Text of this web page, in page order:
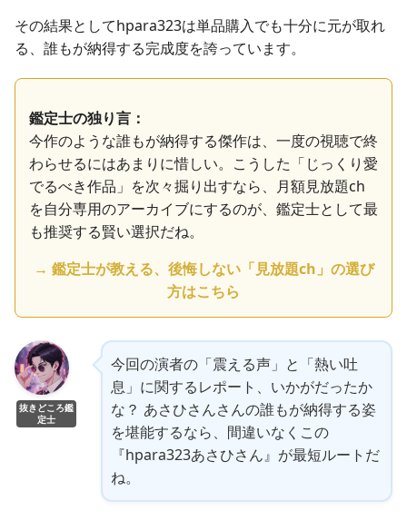
その結果としてhpara323は単品購入でも十分に元が取れ
る、誰もが納得する完成度を誇っています。
鑑定士の独り言：
今作のような誰もが納得する傑作は、一度の視聴で終
わらせるにはあまりに惜しい。こうした「じっくり愛
でるべき作品」を次々掘り出すなら、月額見放題ch
を自分専用のアーカイブにするのが、鑑定士として最
も推奨する賢い選択だね。
→ 鑑定士が教える、後悔しない「見放題ch」の選び
方はこちら
抜きどころ鑑
定士
今回の演者の「震える声」と「熱い吐
息」に関するレポート、いかがだったか
な？ あさひさんさんの誰もが納得する姿
を堪能するなら、間違いなくこの
『hpara323あさひさん』が最短ルートだ
ね。